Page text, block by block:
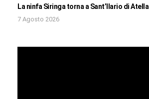
La ninfa Siringa torna a Sant’Ilario di Atella
7 Agosto 2026